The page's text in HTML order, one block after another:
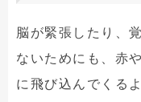
脳が緊張したり、
ないためにも、赤
に飛び込んでくる